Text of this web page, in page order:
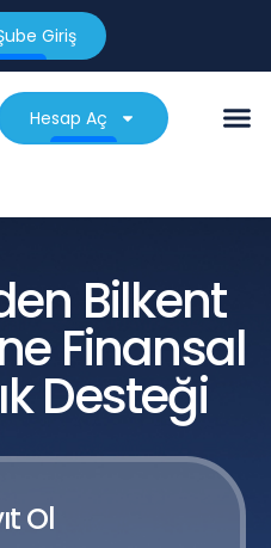
Giriş
Hesap Aç
Bilkent
Finansal
Desteği
Ol